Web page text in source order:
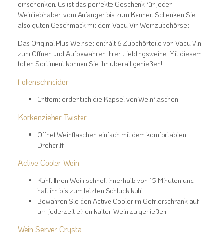
einschenken. Es ist das perfekte Geschenk für jeden
Weinliebhaber, vom Anfänger bis zum Kenner. Schenken Sie
also guten Geschmack mit dem Vacu Vin Weinzubehörset!
Das Original Plus Weinset enthält 6 Zubehörteile von Vacu Vin
zum Öffnen und Aufbewahren Ihrer Lieblingsweine. Mit diesem
tollen Sortiment können Sie ihn überall genießen!
Folienschneider
Entfernt ordentlich die Kapsel von Weinflaschen
Korkenzieher Twister
Öffnet Weinflaschen einfach mit dem komfortablen
Drehgriff
Active Cooler Wein
Kühlt Ihren Wein schnell innerhalb von 15 Minuten und
hält ihn bis zum letzten Schluck kühl
Bewahren Sie den Active Cooler im Gefrierschrank auf,
um jederzeit einen kalten Wein zu genießen
Wein Server Crystal